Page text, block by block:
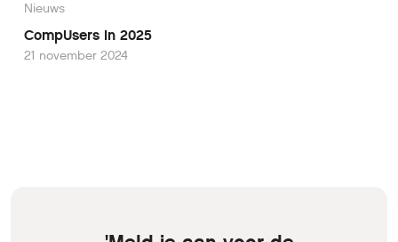
Nieuws
CompUsers in 2025
21 november 2024